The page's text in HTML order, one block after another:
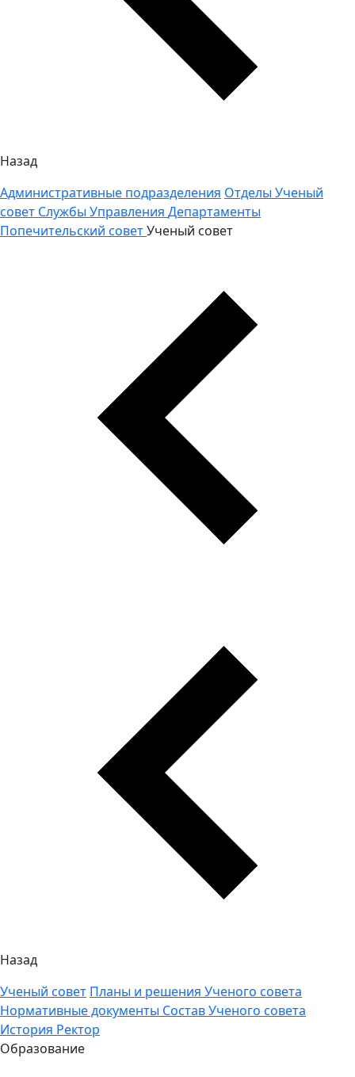
Назад
Административные подразделения Отделы Ученый
совет Службы Управления Департаменты
Попечительский советУченый совет
Назад
Ученый совет Планы и решения Ученого совета
Нормативные документы Состав Ученого совета
История Ректор
Образование